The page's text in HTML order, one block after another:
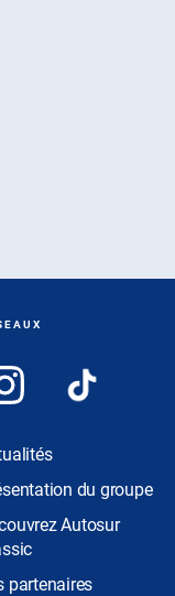
du groupe
Autosur
partenaires